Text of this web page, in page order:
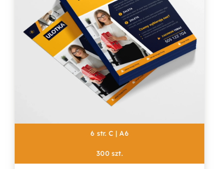
6 str. C | A6
300 szt.